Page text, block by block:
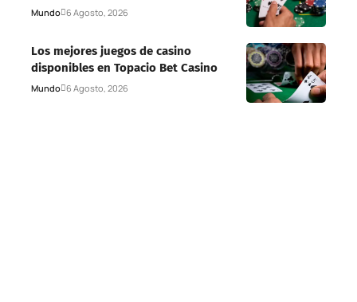
Mundo 6 Agosto, 2026
Los mejores juegos de casino
disponibles en Topacio Bet Casino
Mundo 6 Agosto, 2026